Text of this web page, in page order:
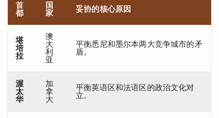
首
都
国
家
妥协的核心原因
堪
培
拉
澳
大
利
亚
平衡悉尼和墨尔本两大竞争城市的矛
盾。
渥
太
华
加
拿
大
平衡英语区和法语区的政治文化对
立。